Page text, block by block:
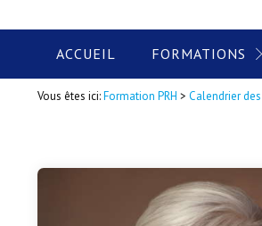
ACCUEIL FORMATIONS
Vous êtes ici:Formation PRH > Calendrier